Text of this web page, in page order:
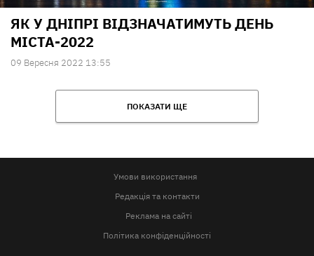
ЯК У ДНІПРІ ВІДЗНАЧАТИМУТЬ ДЕНЬ
МІСТА-2022
09 Вересня 2022 13:55
ПОКАЗАТИ ЩЕ
Умови використання
Редакція та контакти
Реклама на сайті
Політика конфіденційності